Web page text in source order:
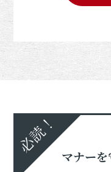
必読！
マナー